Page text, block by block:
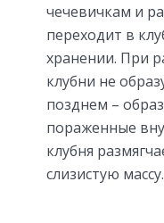
чечевичкам и
переходит в
хранении. При
клубни не
позднем –
пораженные
клубня
слизистую массу.